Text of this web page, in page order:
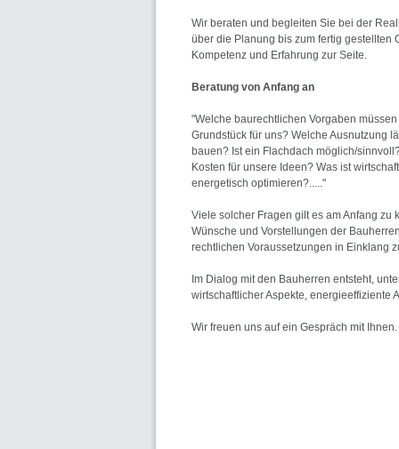
Wir beraten und begleiten Sie bei der
über die Planung bis zum fertig gestellten
Kompetenz und Erfahrung zur Seite.
Beratung von Anfang an
"Welche baurechtlichen Vorgaben
Grundstück für uns? Welche Ausnutzung
bauen? Ist ein Flachdach möglich/
Kosten für unsere Ideen? Was ist
energetisch optimieren?....."
Viele solcher Fragen gilt es am Anfang zu
Wünsche und Vorstellungen der
rechtlichen Voraussetzungen in Einklang
Im Dialog mit den Bauherren entsteht,
wirtschaftlicher Aspekte, energieeffiziente
Wir freuen uns auf ein Gespräch mit Ihnen.